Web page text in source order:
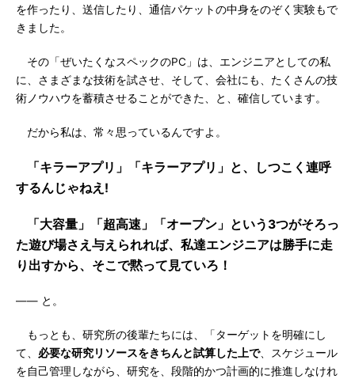
を作ったり、送信したり、通信パケットの中身をのぞく実験もで
きました。
その「ぜいたくなスペックのPC」は、エンジニアとしての私
に、さまざまな技術を試させ、そして、会社にも、たくさんの技
術ノウハウを蓄積させることができた、と、確信しています。
だから私は、常々思っているんですよ。
「キラーアプリ」「キラーアプリ」と、しつこく連呼
するんじゃねえ!
「大容量」「超高速」「オープン」という3つがそろっ
た遊び場さえ与えられれば、私達エンジニアは勝手に走
り出すから、そこで黙って見ていろ！
―― と。
もっとも、研究所の後輩たちには、「ターゲットを明確にし
て、 必要な研究リソースをきちんと試算した上で、スケジュール
を自己管理しながら、研究を、段階的かつ計画的に推進しなけれ